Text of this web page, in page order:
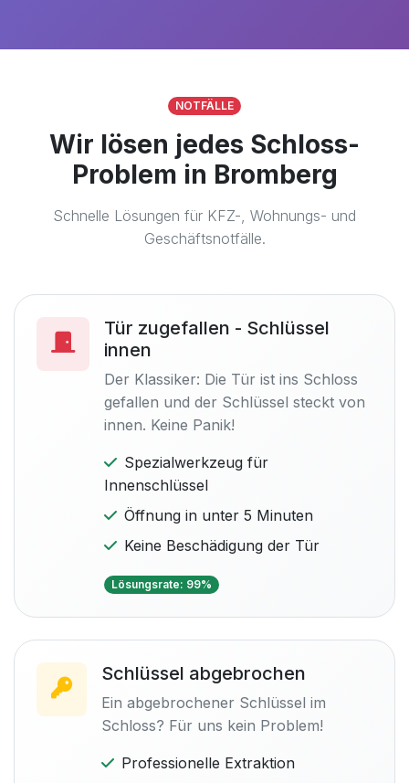
NOTFÄLLE
Wir lösen jedes Schloss-
Problem in Bromberg
Schnelle Lösungen für KFZ-, Wohnungs- und
Geschäftsnotfälle.
Tür zugefallen - Schlüssel
innen
Der Klassiker: Die Tür ist ins Schloss
gefallen und der Schlüssel steckt von
innen. Keine Panik!
Spezialwerkzeug für
Innenschlüssel
Öffnung in unter 5 Minuten
Keine Beschädigung der Tür
Lösungsrate: 99%
Schlüssel abgebrochen
Ein abgebrochener Schlüssel im
Schloss? Für uns kein Problem!
Professionelle Extraktion